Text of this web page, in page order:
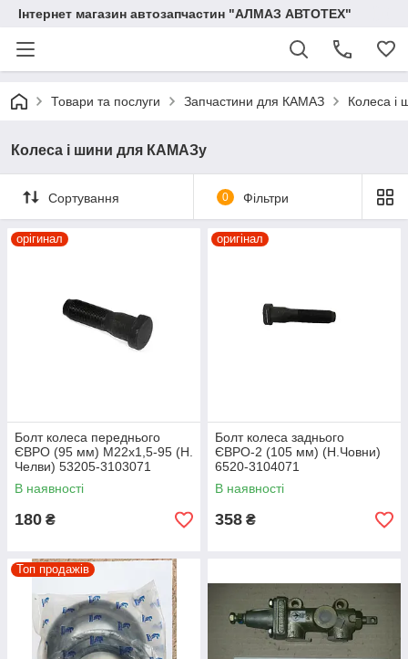
Інтернет магазин автозапчастин "АЛМАЗ АВТОТЕХ"
Товари та послуги Запчастини для КАМАЗ Колеса і
Колеса і шини для КАМАЗу
Сортування 0 Фільтри
орігинал
Болт колеса переднього
ЄВРО (95 мм) М22х1,5-95 (Н.
Челви) 53205-3103071
В наявності
180 ₴
оригінал
Болт колеса заднього
ЄВРО-2 (105 мм) (Н.Човни)
6520-3104071
В наявності
358 ₴
Топ продажів